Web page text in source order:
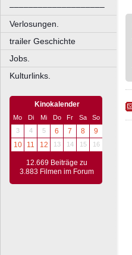
––––––––––––––––––––
Verlosungen.
trailer Geschichte
Jobs.
Kulturlinks.
Kinokalender
Mo Di Mi Do Fr Sa
So
3
4 5 6 7 8
9
10
11 12 13 14 15 16
12.669 Beiträge zu
3.883 Filmen im Forum